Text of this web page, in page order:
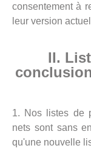
consentement à
leur version
II.
1. Nos listes de
nets sont sans
qu'une nouvelle